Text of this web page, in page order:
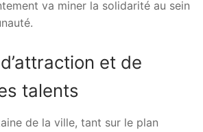
va miner la solidarité au sein
et de
talents
de la ville, tant sur le plan